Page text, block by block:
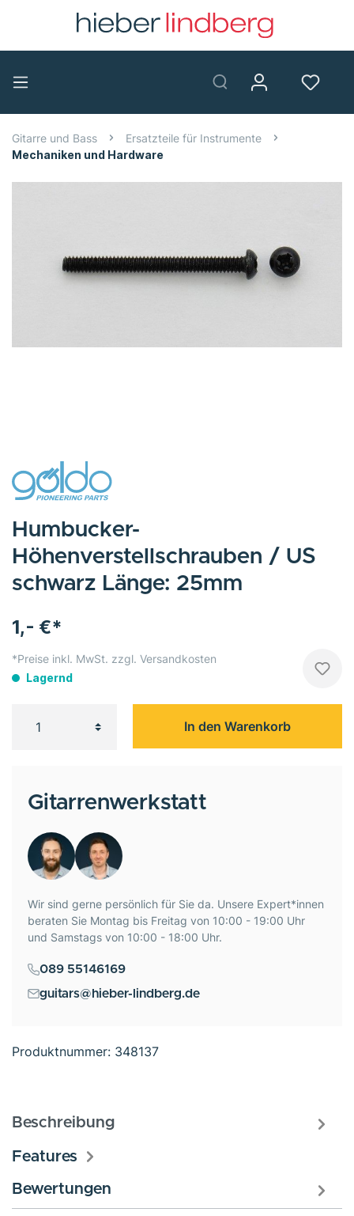
Gitarre und Bass
Ersatzteile für Instrumente
Mechaniken und Hardware
1,- €*
*Preise inkl. MwSt. zzgl. Versandkosten
Lagernd
In den Warenkorb
Produktnummer: 348137
Humbucker-
Höhenverstellschrauben / US
schwarz Länge: 25mm
Gitarrenwerkstatt
Wir sind gerne persönlich für Sie da. Unsere Expert*innen
beraten Sie Montag bis Freitag von 10:00 - 19:00 Uhr
und Samstags von 10:00 - 18:00 Uhr.
089 55146169
guitars@hieber-lindberg.de
Beschreibung
Features
Bewertungen